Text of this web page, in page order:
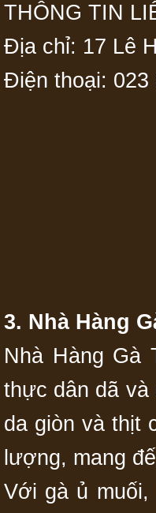
THÔNG TIN
Địa chỉ: 17 Lê
Điện thoại: 023
3. Nhà Hàng
Nhà Hàng Gà
thực dân dã
da giòn và thịt
lượng, mang
Với gà ủ